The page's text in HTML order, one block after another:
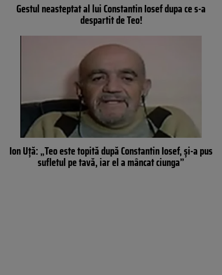
Gestul neasteptat al lui Constantin Iosef dupa ce s-a
despartit de Teo!
Ion Uţă: „Teo este topită după Constantin Iosef, şi-a pus
sufletul pe tavă, iar el a mâncat ciunga”